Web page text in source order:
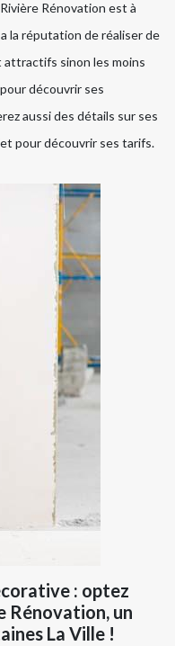
Rénovation est à
la réputation de réaliser de
sinon les moins
découvrir ses
aussi des détails sur ses
pour découvrir ses tarifs.
: optez
Rénovation, un
La Ville !